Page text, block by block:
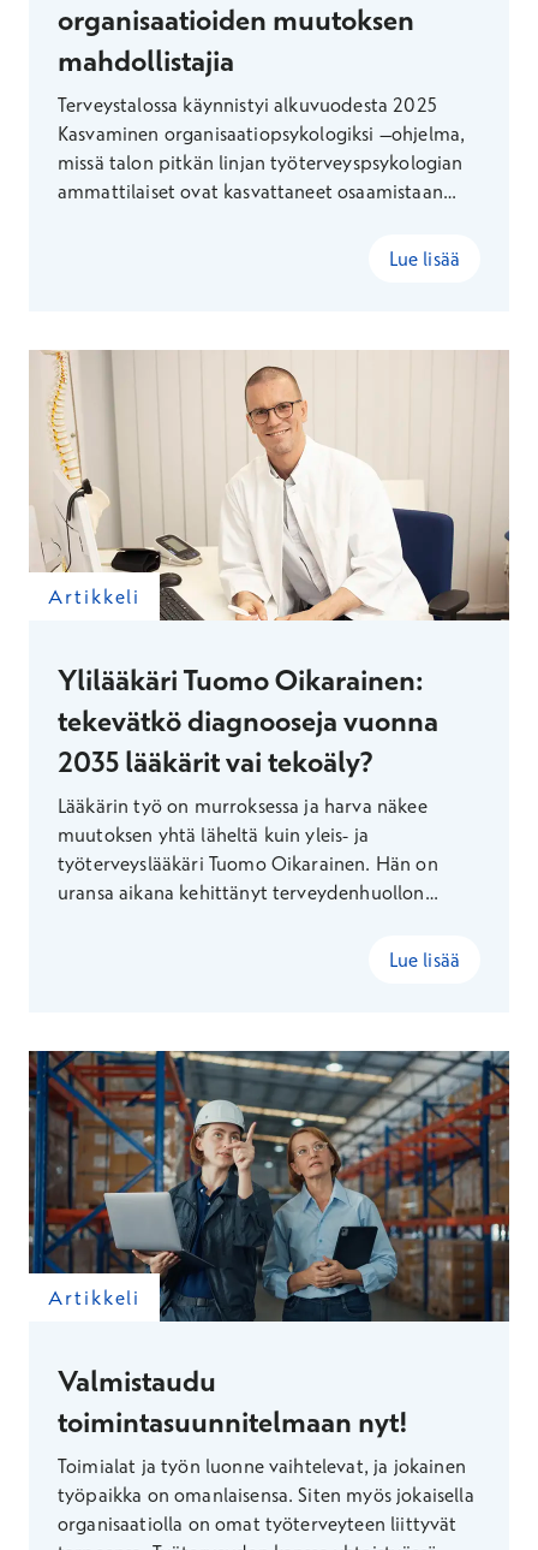
organisaatioiden muutoksen
mahdollistajia
Terveystalossa käynnistyi alkuvuodesta 2025
Kasvaminen organisaatiopsykologiksi –ohjelma,
missä talon pitkän linjan työterveyspsykologian
ammattilaiset ovat kasvattaneet osaamistaan
Ensimmäinen ohjelma on juuri tullut päätökseen
myös vuonna 2026.
Lue lisää
Artikkeli
Ylilääkäri Tuomo Oikarainen:
tekevätkö diagnooseja vuonna
2035 lääkärit vai tekoäly?
Lääkärin työ on murroksessa ja harva näkee
muutoksen yhtä läheltä kuin yleis- ja
työterveyslääkäri Tuomo Oikarainen. Hän on
uransa aikana kehittänyt terveydenhuollon
Lue lisää
Artikkeli
Valmistaudu
toimintasuunnitelmaan nyt!
Toimialat ja työn luonne vaihtelevat, ja jokainen
työpaikka on omanlaisensa. Siten myös jokaisella
organisaatiolla on omat työterveyteen liittyvät